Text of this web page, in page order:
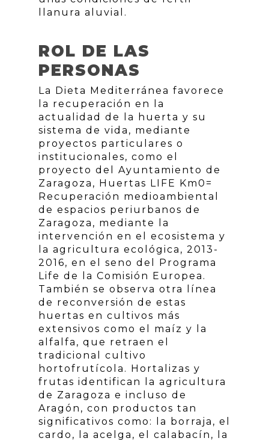
llanura aluvial.
ROL DE LAS
PERSONAS
La Dieta Mediterránea favorece
la recuperación en la
actualidad de la huerta y su
sistema de vida, mediante
proyectos particulares o
institucionales, como el
proyecto del Ayuntamiento de
Zaragoza, Huertas LIFE Km0=
Recuperación medioambiental
de espacios periurbanos de
Zaragoza, mediante la
intervención en el ecosistema y
la agricultura ecológica, 2013-
2016, en el seno del Programa
Life de la Comisión Europea.
También se observa otra línea
de reconversión de estas
huertas en cultivos más
extensivos como el maíz y la
alfalfa, que retraen el
tradicional cultivo
hortofrutícola. Hortalizas y
frutas identifican la agricultura
de Zaragoza e incluso de
Aragón, con productos tan
significativos como: la borraja, el
cardo, la acelga, el calabacín, la